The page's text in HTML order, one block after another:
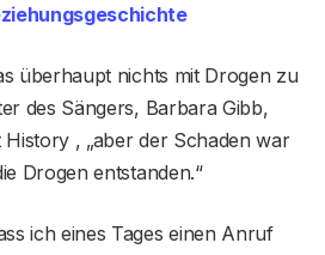
überhaupt nichts mit Drogen zu
des Sängers, Barbara Gibb,
, „aber der Schaden war
Drogen entstanden.“
ich eines Tages einen Anruf